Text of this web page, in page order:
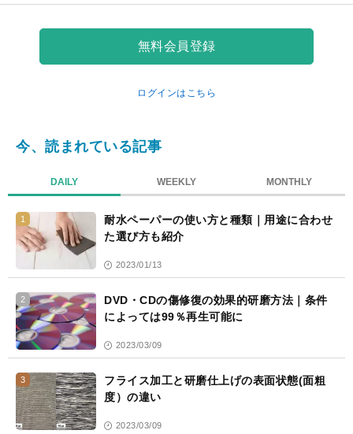
ー
ク
無料会員登録
ログインはこちら
今、読まれている記事
DAILY WEEKLY MONTHLY
1
耐水ペーパーの使い方と種類｜用途に合わせ
た選び方も紹介
2023/01/13
2
DVD・CDの傷修復の効果的研磨方法｜条件
によっては99％再生可能に
2023/03/09
3
フライス加工と研磨仕上げの表面状態(面粗
度）の違い
2023/03/09